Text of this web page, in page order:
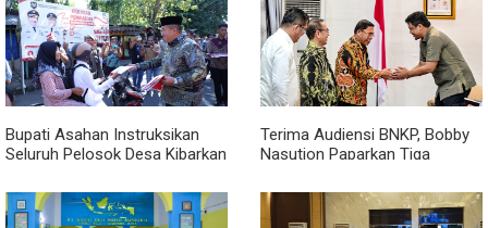
Bupati Asahan Instruksikan
Seluruh Pelosok Desa Kibarkan
Terima Audiensi BNKP, Bobby
Nasution Paparkan Tiga
Kepulauan Nias